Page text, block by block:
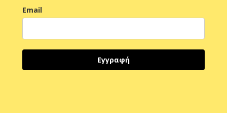
Email
Εγγραφή